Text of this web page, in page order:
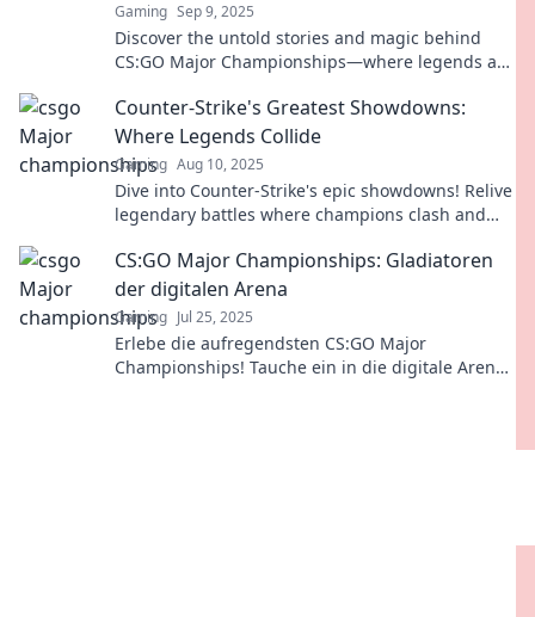
Gaming Sep 9, 2025
Discover the untold stories and magic behind
CS:GO Major Championships—where legends are
Counter-Strike's Greatest Showdowns:
Where Legends Collide
Gaming Aug 10, 2025
Dive into Counter-Strike's epic showdowns! Relive
legendary battles where champions clash and
CS:GO Major Championships: Gladiatoren
der digitalen Arena
Gaming Jul 25, 2025
Erlebe die aufregendsten CS:GO Major
Championships! Tauche ein in die digitale Arena